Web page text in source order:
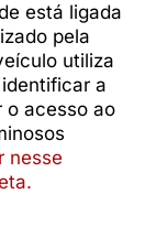
está ligada
pela
utiliza
a
o acesso ao
nesse